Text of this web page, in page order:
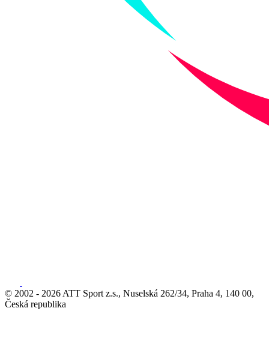
© 2002 - 2026 ATT Sport z.s., Nuselská 262/34, Praha 4, 140 00,
Česká republika